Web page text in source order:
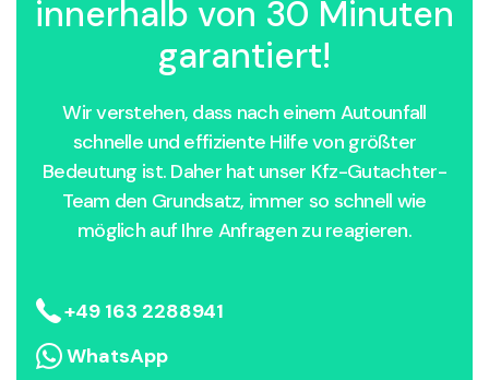
innerhalb von 30 Minuten
garantiert!
Wir verstehen, dass nach einem Autounfall
schnelle und effiziente Hilfe von größter
Bedeutung ist. Daher hat unser Kfz-Gutachter-
Team den Grundsatz, immer so schnell wie
möglich auf Ihre Anfragen zu reagieren.
+49 163 2288941
WhatsApp